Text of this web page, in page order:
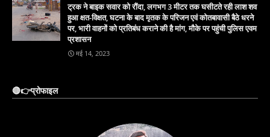
ट्रक ने बाइक सवार को रौंदा, लगभग 3 मीटर तक घसीटते रही लाश शव
हुआ क्षत-विक्षत, घटना के बाद मृतक के परिजन एवं कोतबावासी बैठे धरने
पर, भारी वाहनों को प्रतिबंध कराने की है मांग, मौके पर पहुंची पुलिस एवम
प्रशासन
मई 14, 2023
🔴👉प्रोफाइल